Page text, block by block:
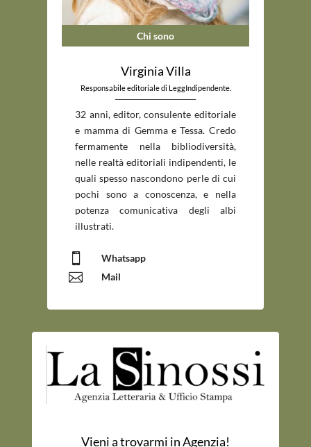
Chi sono
Virginia Villa
Responsabile editoriale di LeggIndipendente.
_____________________________
32 anni, editor, consulente editoriale
e mamma di Gemma e Tessa. Credo
fermamente nella bibliodiversità,
nelle realtà editoriali indipendenti, le
quali spesso nascondono perle di cui
pochi sono a conoscenza, e nella
potenza comunicativa degli albi
illustrati.
 Whatsapp
 Mail
Vieni a trovarmi in Agenzia!